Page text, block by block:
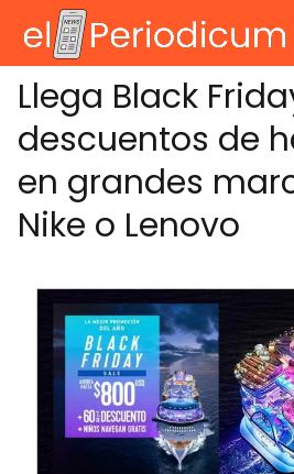
Llega Black
descuentos de
en grandes
Nike o Lenovo